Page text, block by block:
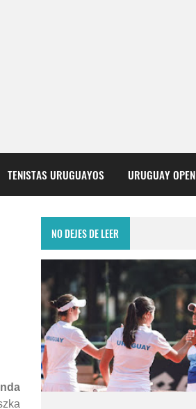
TENISTAS URUGUAYOS URUGUAY OPEN
NO DEJES DE LEER